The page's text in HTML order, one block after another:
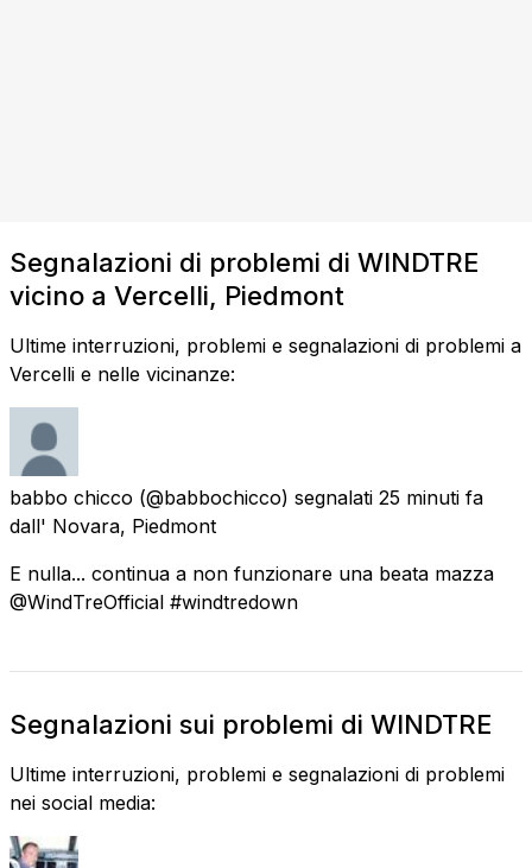
Segnalazioni di problemi di WINDTRE
vicino a Vercelli, Piedmont
Ultime interruzioni, problemi e segnalazioni di problemi a
Vercelli e nelle vicinanze:
babbo chicco (@babbochicco) segnalati 25 minuti fa
dall' Novara, Piedmont
E nulla... continua a non funzionare una beata mazza
@WindTreOfficial #windtredown
Segnalazioni sui problemi di WINDTRE
Ultime interruzioni, problemi e segnalazioni di problemi
nei social media: